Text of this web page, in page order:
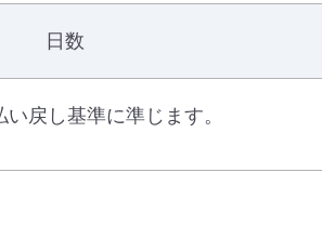
日数
い戻し基準に準じます。